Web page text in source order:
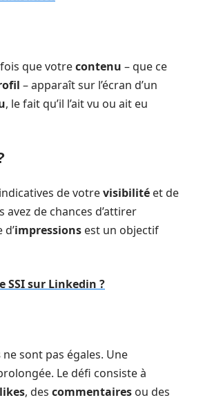
que votrecontenu – que ce
– apparaît sur l’écran d’un
, le fait qu’il l’ait vu ou ait eu
de votrevisibilité et de
avez de chances d’attirer
impressions est un objectif
SSI sur Linkedin ?
ne sont pas égales. Une
Le défi consiste à
likes, des commentaires ou des